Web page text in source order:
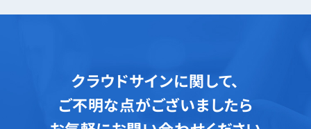
クラウドサインに関して、
ご不明な点がございましたら